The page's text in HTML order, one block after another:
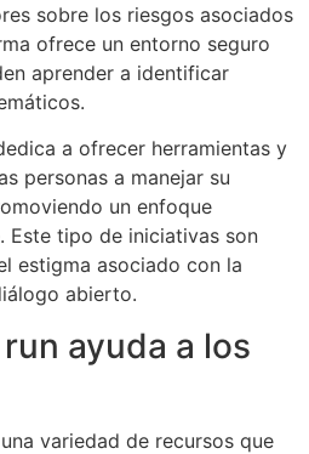
sobre los riesgos asociados
ofrece un entorno seguro
aprender a identificar
a ofrecer herramientas y
personas a manejar su
un enfoque
Este tipo de iniciativas son
estigma asociado con la
abierto.
ayuda a los
variedad de recursos que